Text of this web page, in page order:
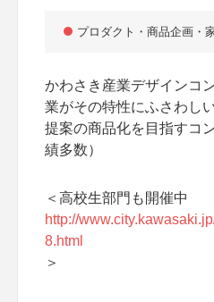
プロダクト・商品企画・
かわさき産業デザインコ
業がその特性にふさわし
提案の商品化を目指すコ
績多数）
＜高校生部門も開催中
http://
8.html
＞